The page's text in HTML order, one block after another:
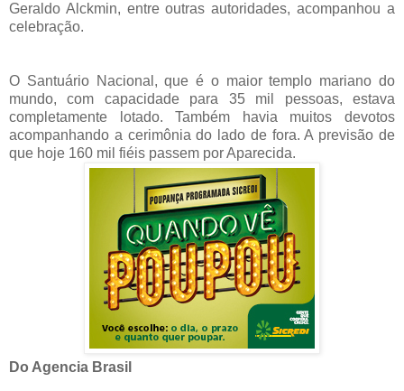
Geraldo Alckmin, entre outras autoridades, acompanhou a
celebração.
O Santuário Nacional, que é o maior templo mariano do
mundo, com capacidade para 35 mil pessoas, estava
completamente lotado. Também havia muitos devotos
acompanhando a cerimônia do lado de fora. A previsão de
que hoje 160 mil fiéis passem por Aparecida.
Do Agencia Brasil